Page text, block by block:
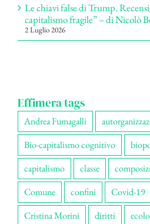
Le chiavi false di Trump.
capitalismo fragile” – di Nicolò
2 Luglio 2026
Effimera tags
Andrea Fumagalli
Bio-capitalismo cognitivo
capitalismo
classe
Comune
confini Covid-19
Cristina Morini
diritti